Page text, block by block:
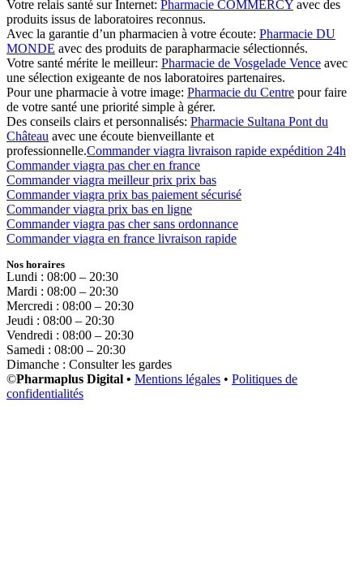
Votre relais santé sur Internet: Pharmacie COMMERCY avec des
produits issus de laboratoires reconnus.
Avec la garantie d’un pharmacien à votre écoute: Pharmacie DU
MONDE avec des produits de parapharmacie sélectionnés.
Votre santé mérite le meilleur: Pharmacie de Vosgelade Vence avec
une sélection exigeante de nos laboratoires partenaires.
Pour une pharmacie à votre image: Pharmacie du Centre pour faire
de votre santé une priorité simple à gérer.
Des conseils clairs et personnalisés: Pharmacie Sultana Pont du
Château avec une écoute bienveillante et
professionnelle.Commander viagra livraison rapide expédition 24h
Commander viagra pas cher en france
Commander viagra meilleur prix prix bas
Commander viagra prix bas paiement sécurisé
Commander viagra prix bas en ligne
Commander viagra pas cher sans ordonnance
Commander viagra en france livraison rapide
Nos horaires
Lundi : 08:00 – 20:30
Mardi : 08:00 – 20:30
Mercredi : 08:00 – 20:30
Jeudi : 08:00 – 20:30
Vendredi : 08:00 – 20:30
Samedi : 08:00 – 20:30
Dimanche : Consulter les gardes
©Pharmaplus Digital • Mentions légales • Politiques de
confidentialités